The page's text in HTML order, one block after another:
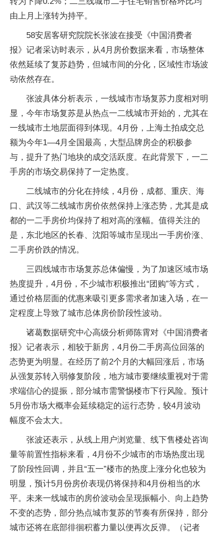
由上月上涨转为持平。
58安居客研究院院长张波在接受《中国消费者
报》记者采访时表示，从4月房价数据来看，市场整体
依然延续了复苏趋势，但城市间的分化，区域性市场波
动依然存在。
张波具体分析表示，一线城市市场复苏力度相对明
显，今年市场复苏是从热点一二线城市开始的，尤其在
一线城市土地层面得到体现。4月份，上海土拍成交总
额为今年1—4月全国最高，大型品牌房企的积极参
与，提升了热门地块的成交活跃度。在此背景下，一二
手房的市场交易保持了一定热度。
二线城市的分化在持续，4月份，成都、重庆、海
口、武汉等二线城市房价依然保持上涨态势，尤其是成
都的一二手房价均保持了相对高的涨幅。值得关注的
是，东北地区的长春、沈阳等城市呈现出一手房价涨、
二手房价跌的情况。
三四线城市市场复苏总体偏慢，为了加速区域市场
热度提升，4月份，不少城市积极推出“团购”等方式，
通过价格层面的优惠来吸引更多需求者加速入场，在一
定程度上导致了城市总体房价阶段性波动。
诸葛数据研究中心高级分析师陈霄对《中国消费者
报》记者表示，相较于新房，4月份二手房高位回落的
态势更为明显。在经历了前2个月的大幅回涨后，市场
从强复苏转入弱修复阶段，地方城市要继续重视对于需
求端信心的提振，部分城市需警惕楼市下行风险。预计
5月份市场大概率会延续稳定的运行态势，较4月波动
幅度不会太大。
张波还表示，从线上用户浏览量、线下售楼处咨询
量等前置性指标来看，4月份不少城市的市场热度出现
了阶段性回调，并且“五一”楼市的热度上涨分化也较为
明显，预计5月份房价表现仍将保持和4月份相当的水
平。未来一线城市的房价波动会呈现振幅小、向上趋势
不变的态势，部分热点城市复苏的节奏有所保持，部分
城市还将在底部徘徊积蓄力量以便再次反弹。（记者